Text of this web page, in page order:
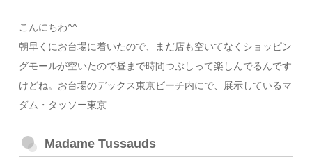
こんにちわ^^
朝早くにお台場に着いたので、まだ店も空いてなくショッピン
グモールが空いたので昼まで時間つぶしって楽しんでるんです
けどね。お台場のデックス東京ビーチ内にで、展示しているマ
ダム・タッソー東京
Madame Tussauds